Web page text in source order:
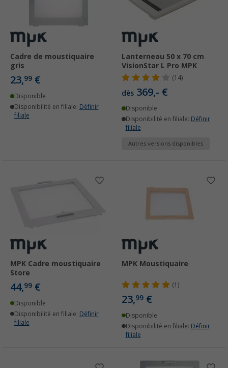
Cadre de moustiquaire
gris
23,99 €
Disponible
Disponibilité en filiale: Définir
filiale
Lanterneau 50 x 70 cm
VisionStar L Pro MPK
(14)
dès 369,- €
Disponible
Disponibilité en filiale: Définir
filiale
Autres versions disponibles
MPK Cadre moustiquaire
Store
44,99 €
Disponible
Disponibilité en filiale: Définir
filiale
MPK Moustiquaire
(1)
23,99 €
Disponible
Disponibilité en filiale: Définir
filiale